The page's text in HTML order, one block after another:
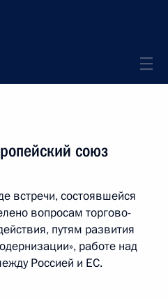
союз
встречи, состоявшейся
вопросам торгово-
путям развития
работе над
Россией и ЕС.